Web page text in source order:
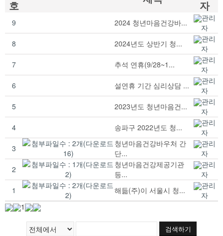
호
자
9 2024 청년마음건강바...
관리
자
8
2024년도 상반기 청...
관리
자
7
추석 연휴(9/28~1...
관리
자
6
설연휴 기간 심리상담 ...
관리
자
5
2023년도 청년마음건...
관리
자
4
송파구 2022년도 청...
관리
자
3
청년마음건강바우처 간
단...
관리
자
2
청년마음건강제공기관
등...
관리
자
1
해듦(주)이 서울시 청...
관리
자
1
검색하기